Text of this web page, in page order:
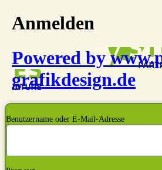
Anmelden
Powered by
grafikdesign.de
Benutzername oder E-Mail-Adresse